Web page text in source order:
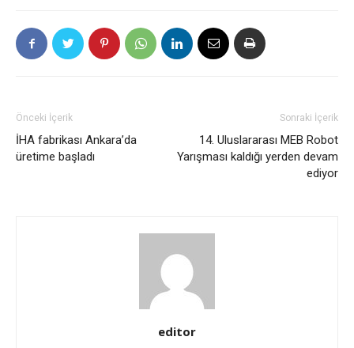
Önceki İçerik
İHA fabrikası Ankara’da
üretime başladı
Sonraki İçerik
14. Uluslararası MEB Robot
Yarışması kaldığı yerden devam
ediyor
editor